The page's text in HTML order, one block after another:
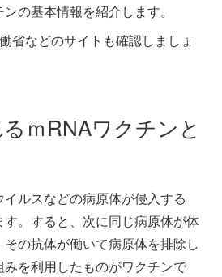
の基本情報を紹介します。
省などのサイトも確認しましょ
ｍRNAワクチンと
ルスなどの病原体が侵入する
。すると、次に同じ病原体が体
の抗体が働いて病原体を排除し
みを利用したものがワクチンで